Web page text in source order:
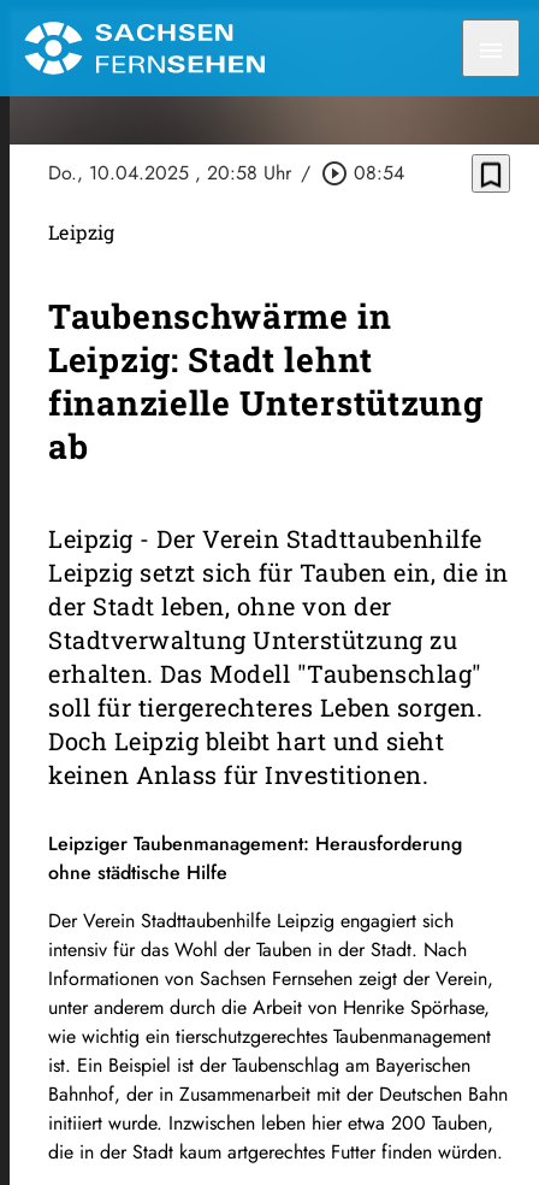
Do., 10.04.2025 , 20:58 Uhr / play_circle_outline 08:54 bookmark_border
Leipzig
Taubenschwärme in
Leipzig: Stadt lehnt
finanzielle Unterstützung
ab
Leipzig - Der Verein Stadttaubenhilfe
Leipzig setzt sich für Tauben ein, die in
der Stadt leben, ohne von der
Stadtverwaltung Unterstützung zu
erhalten. Das Modell "Taubenschlag"
soll für tiergerechteres Leben sorgen.
Doch Leipzig bleibt hart und sieht
keinen Anlass für Investitionen.
Leipziger Taubenmanagement: Herausforderung
ohne städtische Hilfe
Der Verein Stadttaubenhilfe Leipzig engagiert sich
intensiv für das Wohl der Tauben in der Stadt. Nach
Informationen von Sachsen Fernsehen zeigt der Verein,
unter anderem durch die Arbeit von Henrike Spörhase,
wie wichtig ein tierschutzgerechtes Taubenmanagement
ist. Ein Beispiel ist der Taubenschlag am Bayerischen
Bahnhof, der in Zusammenarbeit mit der Deutschen Bahn
initiiert wurde. Inzwischen leben hier etwa 200 Tauben,
die in der Stadt kaum artgerechtes Futter finden würden.